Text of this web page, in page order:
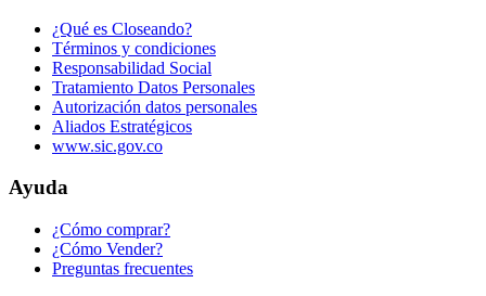
¿Qué es Closeando?
Términos y condiciones
Responsabilidad Social
Tratamiento Datos Personales
Autorización datos personales
Aliados Estratégicos
www.sic.gov.co
Ayuda
¿Cómo comprar?
¿Cómo Vender?
Preguntas frecuentes